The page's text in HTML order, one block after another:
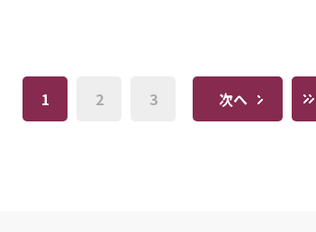
1 2 3 次へ